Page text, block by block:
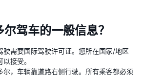
驾车的一般信息？
驶需要国际驾驶许可证。您所在国家/地区
接受。
尔，车辆靠道路右侧行驶。所有乘客都必须